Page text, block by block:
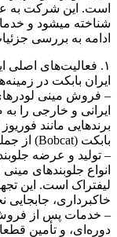
است. این شرکت به
شناخته میشود و
ادامه به بررسی
۱. فعالیت‌های اصلی ایران بابکت
ایران بابکت در
– فروش مینی
ایرانی و خارجی را
بابکت (Bobcat) از جمله محصولات این شرکت هستند .
– تولید و عرضه
انواع جلوبندهای
لیفتراک است. این
خاکبرداری، جابجایی
– خدمات پس از
دوره‌ای، و تأمین